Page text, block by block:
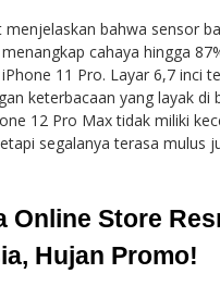
menjelaskan bahwa sensor
cahaya hingga
11 Pro. Layar 6,7 inci
keterbacaan yang layak di
12 Pro Max tidak miliki
segalanya terasa mulus
Online Store
Hujan Promo!